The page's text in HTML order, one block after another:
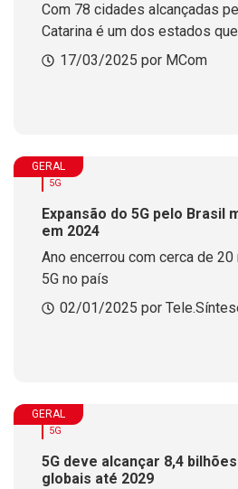
Com 78 cidades alcançadas
Catarina é um dos estados
expansão
17/03/2025 por MCom
GERAL
5G
Expansão do 5G pelo Brasil
em 2024
Ano encerrou com cerca de
5G no país
02/01/2025 por
GERAL
5G
5G deve alcançar 8,4
globais até 2029